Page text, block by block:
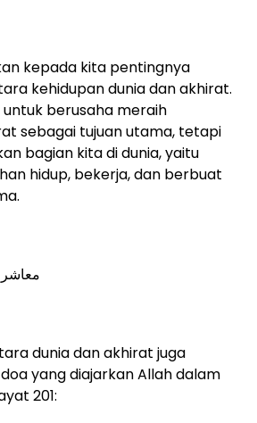
kepada kita pentingnya
kehidupan dunia dan akhirat.
berusaha meraih
sebagai tujuan utama, tetapi
bagian kita di dunia, yaitu
hidup, bekerja, dan berbuat
dunia dan akhirat juga
yang diajarkan Allah dalam
201: